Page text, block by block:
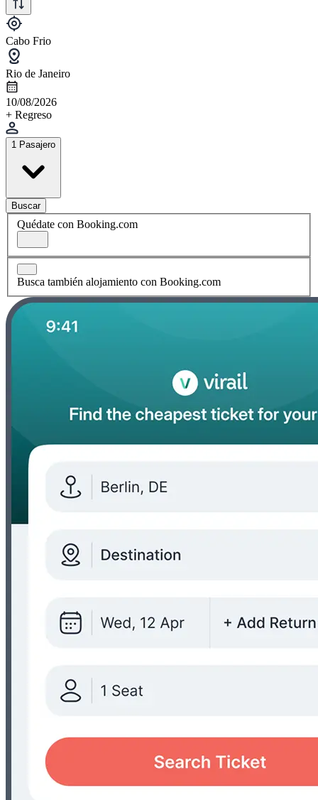
Cabo Frio
Rio de Janeiro
10/08/2026
+ Regreso
1 Pasajero
Buscar
Quédate con Booking.com
Busca también alojamiento con Booking.com